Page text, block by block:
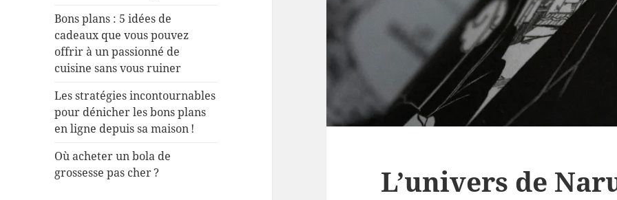
Bons plans : 5 idées de
cadeaux que vous pouvez
offrir à un passionné de
cuisine sans vous ruiner
Les stratégies incontournables
pour dénicher les bons plans
en ligne depuis sa maison !
Où acheter un bola de
grossesse pas cher ?
L’univers de